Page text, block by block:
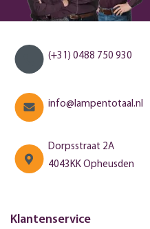
(+31) 0488 750 930
info@lampentotaal.nl
Dorpsstraat 2A
4043KK Opheusden
Klantenservice